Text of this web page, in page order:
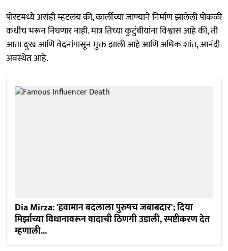
पोस्टमध्ये असंही म्हटलंय की, कार्लीच्या जाण्याने निर्माण झालेली पोकळी
कधीच भरून निघणार नाही. मात्र तिच्या कुटुंबीयांना विश्वास आहे की, ती
आता दुःख आणि वेदनांपासून मुक्त झाली आहे आणि अधिक शांत, आनंदी
अवस्थेत आहे.
Dia Mirza: 'हवामान बदलाला पुरुषच जबाबदार'; दिया
मिर्झाच्या विधानावरून वादाची ठिणगी उडाली, स्पष्टीकरण देत
म्हणाली...